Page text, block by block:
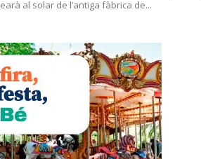
al solar de l’antiga fàbrica de...